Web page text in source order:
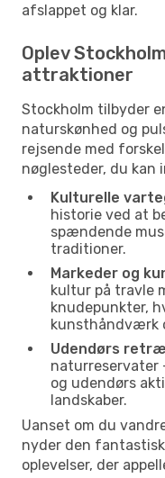
afslappet og klar.
Oplev
attraktioner
Stockholm tilbyder
naturskønhed og
rejsende med
nøglesteder, du kan
Kulturelle
historie ved at
spændende
traditioner.
Markeder og
kultur på travle
knudepunkter,
kunsthåndværk
Udendørs
naturreservater
og udendørs
landskaber.
Uanset om du
nyder den
oplevelser, der